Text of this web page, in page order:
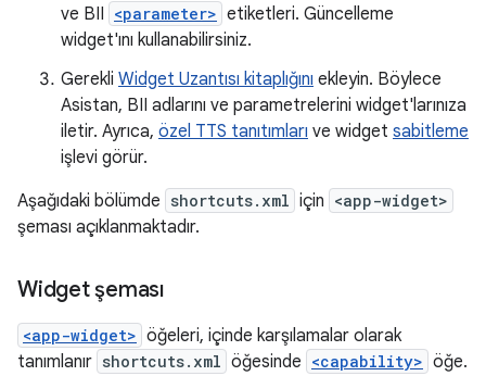
ve BII <parameter> etiketleri. Güncelleme
widget'ını kullanabilirsiniz.
Gerekli Widget Uzantısı kitaplığını ekleyin. Böylece
Asistan, BII adlarını ve parametrelerini widget'larınıza
iletir. Ayrıca, özel TTS tanıtımları ve widget sabitleme
işlevi görür.
Aşağıdaki bölümde shortcuts.xml için <app-widget>
şeması açıklanmaktadır.
Widget şeması
<app-widget> öğeleri, içinde karşılamalar olarak
tanımlanır shortcuts.xml öğesinde <capability> öğe.